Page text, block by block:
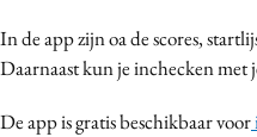
Design
Digital transformation
Diversiteit
In de app zijn oa de scores,
Daarnaast kun je inchecken met
De app is gratis beschikbaar voor